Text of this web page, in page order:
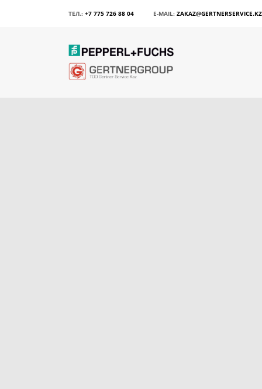
ТЕЛ.: +7 775 726 88 04 E-MAIL: ZAKAZ@GERTNERSERVICE.KZ